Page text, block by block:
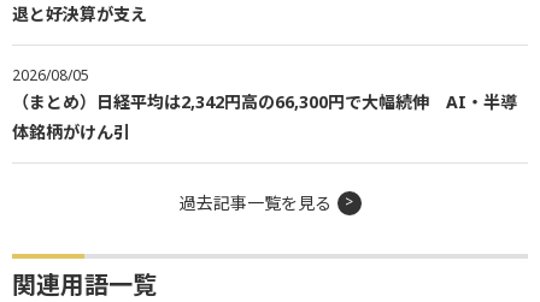
退と好決算が支え
2026/08/05
（まとめ）日経平均は2,342円高の66,300円で大幅続伸 AI・半導
体銘柄がけん引
過去記事一覧を見る
関連用語一覧